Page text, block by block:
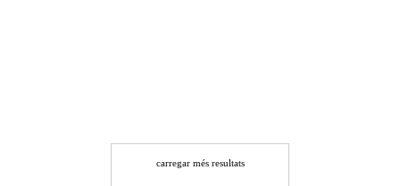
carregar més resultats